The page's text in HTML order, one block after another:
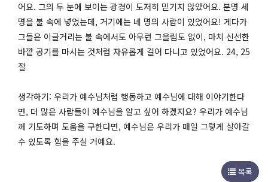
어요. 그의 두 눈에 보이는 광경이 도저히 믿기지 않았어요. 분명 세
명을 불 속에 넣었는데, 거기에는 네 명의 사람이 있었어요! 게다가
그들은 이글거리는 불 속에서도 아무런 그을림도 없이, 마치 신선한
바깥 공기를 마시는 것처럼 자유롭게 걸어 다니고 있었어요. 24, 25
절
생각하기: 우리가 예수님처럼 행동하고 예수님에 대해 이야기한다
면, 더 많은 사람들이 예수님을 알고 싶어 하겠지요? 우리가 예수님
께 기도하며 도움을 구한다면, 예수님은 우리가 매일 그렇게 살아갈
수 있도록 힘을 주실 거예요.
목록